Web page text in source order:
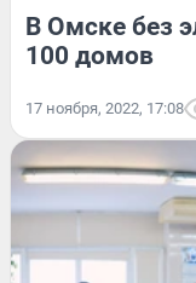
В Омске без
100 домов
17 ноября, 2022, 17:08